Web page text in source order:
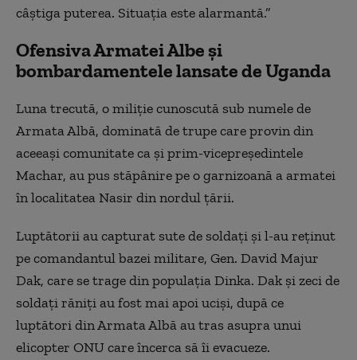
câștiga puterea. Situația este alarmantă.”
Ofensiva Armatei Albe și
bombardamentele lansate de Uganda
Luna trecută, o miliție cunoscută sub numele de
Armata Albă, dominată de trupe care provin din
aceeași comunitate ca și prim-vicepreședintele
Machar, au pus stăpânire pe o garnizoană a armatei
în localitatea Nasir din nordul țării.
Luptătorii au capturat sute de soldați și l-au reținut
pe comandantul bazei militare, Gen. David Majur
Dak, care se trage din populația Dinka. Dak și zeci de
soldați răniți au fost mai apoi uciși, după ce
luptători din Armata Albă au tras asupra unui
elicopter ONU care încerca să îi evacueze.